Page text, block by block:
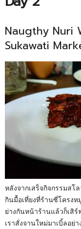
Naugthy Nuri
Sukawati
หลังจากเสร็จกิจกรรมสโ
กินมื้อเที่ยงที่ร้านซี่โครงห
ย่างกันหน้าร้านแล้วก็เสิร์
เราสั่งจานใหม่มาเบิ้ลอย่